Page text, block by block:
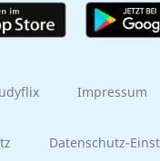
Impressum
Datenschutz-